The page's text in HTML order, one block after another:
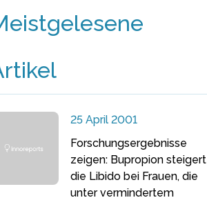
25 April 2001
Forschungsergebnisse
zeigen: Bupropion steigert
die Libido bei Frauen, die
unter vermindertem